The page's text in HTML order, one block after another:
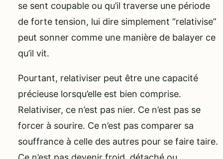
se sent coupable ou qu’il traverse une période
de forte tension, lui dire simplement “relativise”
peut sonner comme une manière de balayer ce
qu’il vit.
Pourtant, relativiser peut être une capacité
précieuse lorsqu’elle est bien comprise.
Relativiser, ce n’est pas nier. Ce n’est pas se
forcer à sourire. Ce n’est pas comparer sa
souffrance à celle des autres pour se faire taire.